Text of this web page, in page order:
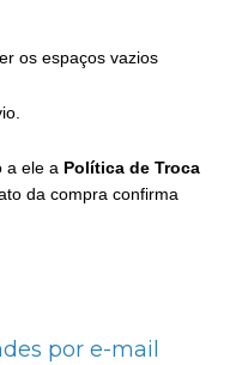
os espaços vazios
a ele a Política de Troca
da compra confirma
por e-mail